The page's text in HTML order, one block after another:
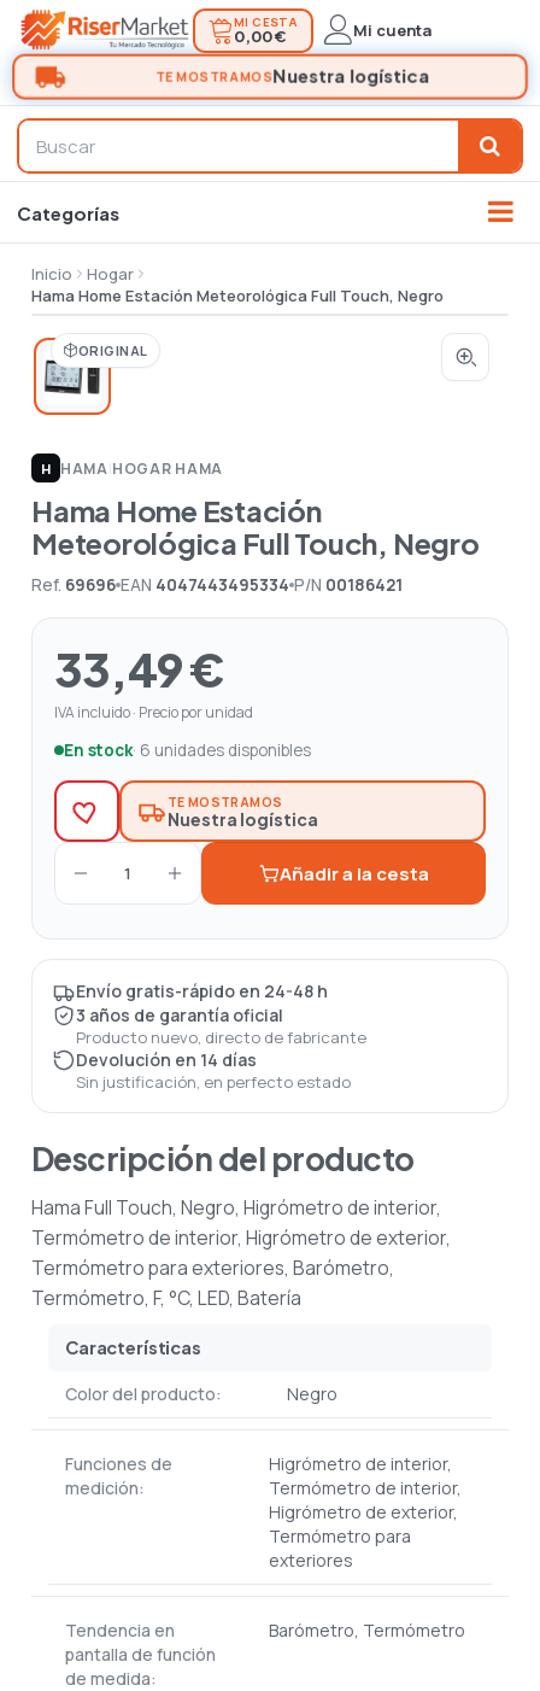
MI CESTA
0,00 € Mi cuenta
Inicio
Hogar
Hama Home Estación Meteorológica Full Touch, Negro
ORIGINAL
H HAMA|HOGAR HAMA
Hama Home Estación
Meteorológica Full Touch, Negro
Ref. 69696 EAN 4047443495334 P/N 00186421
33,49 €
IVA incluido · Precio por unidad
En stock· 6 unidades disponibles
TE MOSTRAMOS
Nuestra logística
1 Añadir a la cesta
Envío gratis-rápido en 24-48 h
3 años de garantía oficial
Producto nuevo, directo de fabricante
Devolución en 14 días
Sin justificación, en perfecto estado
Descripción del producto
Hama Full Touch, Negro, Higrómetro de interior,
Termómetro de interior, Higrómetro de exterior,
Termómetro para exteriores, Barómetro,
Termómetro, F, °C, LED, Batería
Características
Color del producto: Negro
Funciones de
medición:
Higrómetro de interior,
Termómetro de interior,
Higrómetro de exterior,
Termómetro para
exteriores
Tendencia en
pantalla de función
de medida:
Barómetro, Termómetro